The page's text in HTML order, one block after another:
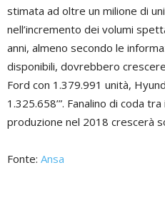
stimata ad oltre un milione di
nell’incremento dei volumi
anni, almeno secondo le
disponibili, dovrebbero
Ford con 1.379.991 unità,
1.325.658’”. Fanalino di coda
produzione nel 2018 crescerà
Fonte: Ansa